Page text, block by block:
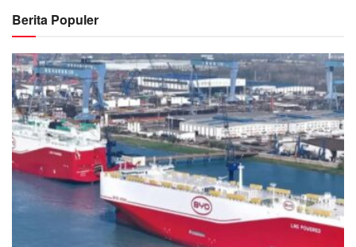
Berita Populer